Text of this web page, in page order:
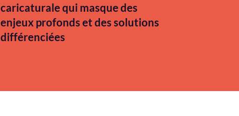
caricaturale qui masque des
enjeux profonds et des solutions
différenciées